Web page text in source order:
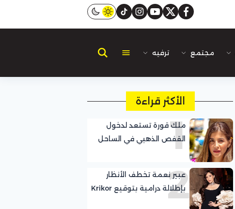
facebook
twitter
youtube
instagram
tiktok
مجتمع ترفيه
الأكثر قراءة
1
ملك قورة تستعد لدخول
القفص الذهبي في الساحل
2
عبير نعمة تخطف الأنظار
بإطلالة درامية بتوقيع Krikor